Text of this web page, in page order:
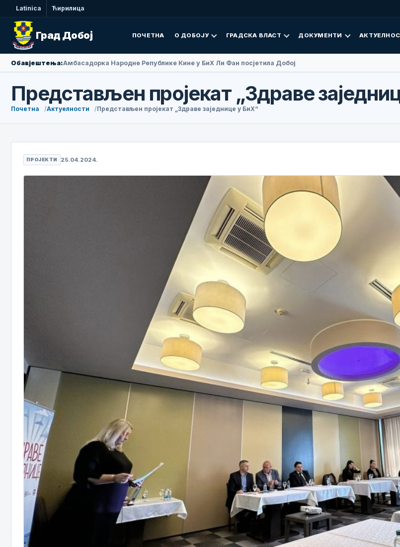
Latinica Ћирилица
Град Добој ПОЧЕТНА О ДОБОЈУ ГРАДСКА ВЛАСТ ДОКУМЕНТИ
Обавјештења:Амбасадорка Народне Републике Кине у БиХ Ли Фан посјетила Добој
Представљен пројекат „Здраве
Почетна Актуелности Представљен пројекат „Здраве заједнице у БиХ“
ПРОЈЕКТИ 25.04.2024.